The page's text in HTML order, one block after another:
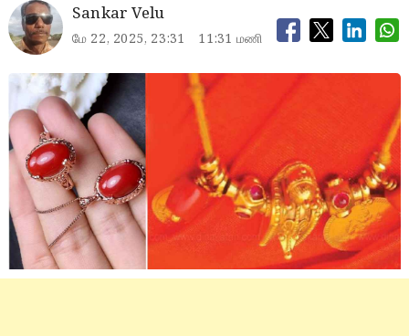
Sankar Velu
மே 22, 2025, 23:31 11:31 மணி
pavalam